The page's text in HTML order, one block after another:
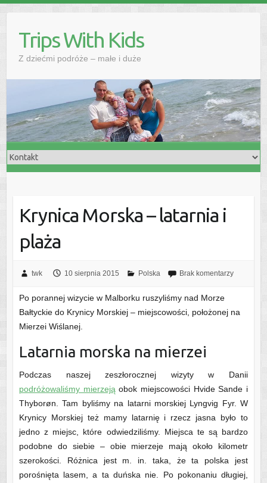
Trips With Kids
Z dziećmi podróże – małe i duże
Krynica Morska – latarnia i
plaża
twk 10 sierpnia 2015 Polska Brak komentarzy
Po porannej wizycie w Malborku ruszyliśmy nad Morze
Bałtyckie do Krynicy Morskiej – miejscowości, położonej na
Mierzei Wiślanej.
Latarnia morska na mierzei
Podczas naszej zeszłorocznej wizyty w Danii
podróżowaliśmy mierzeją obok miejscowości Hvide Sande i
Thyborøn. Tam byliśmy na latarni morskiej Lyngvig Fyr. W
Krynicy Morskiej też mamy latarnię i rzecz jasna było to
jedno z miejsc, które odwiedziliśmy. Miejsca te są bardzo
podobne do siebie – obie mierzeje mają około kilometr
szerokości. Różnica jest m. in. taka, że ta polska jest
porośnięta lasem, a ta duńska nie. Po pokonaniu długiej,